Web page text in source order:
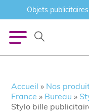
Objets
Accueil » Nos
France » Bureau »
Stylo bille